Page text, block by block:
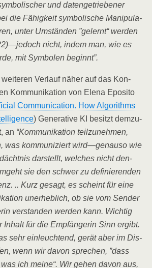
und daten­ge­trie­be­ner
die Fähig­keit sym­bo­li­sche Mani­pu­la­
unter Umstän­den ”gelernt“ wer­den
nicht, indem man, wie es
mit Sym­bo­len beginnt”.
Ver­lauf näher auf das Kon­
Kom­mu­ni­ka­ti­on von Ele­na Epo­si­to
Com­mu­ni­ca­ti­on. How Algo­rith­ms
) Gene­ra­ti­ve KI besitzt dem­zu­
an “Kom­mu­ni­ka­ti­on teil­zu­neh­men,
was kom­mu­ni­ziert wird—genauso wie
dar­stellt, wel­ches nicht den­
sie den schwer zu defi­nie­ren­den
.. Kurz gesagt, es scheint für eine
uner­heb­lich, ob sie vom Sen­der
ver­stan­den wer­den kann. Wich­tig
Inhalt für die Emp­fän­ge­rin Sinn ergibt.
sehr ein­leuch­tend, gerät aber im Dis­
wenn wir davon spre­chen, ”dass
ich mei­ne“. Wir gehen davon aus,